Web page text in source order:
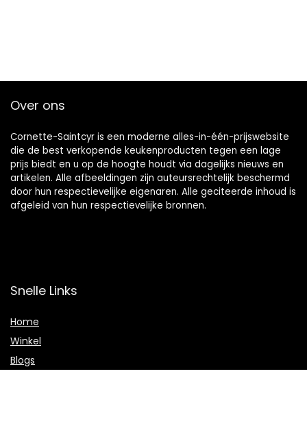
Over ons
Cornette-Saintcyr is een moderne alles-in-één-prijswebsite
die de best verkopende keukenproducten tegen een lage
prijs biedt en u op de hoogte houdt via dagelijks nieuws en
artikelen. Alle afbeeldingen zijn auteursrechtelijk beschermd
door hun respectievelijke eigenaren. Alle geciteerde inhoud is
afgeleid van hun respectievelijke bronnen.
Snelle Links
Home
Winkel
Blogs